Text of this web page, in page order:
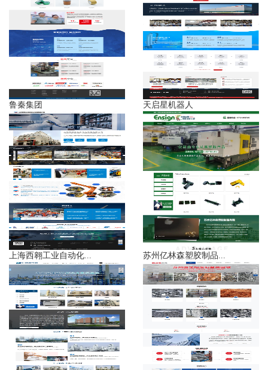
鲁秦集团 天启星机器人
上海西翱工业自动化... 苏州亿林森塑胶制品...